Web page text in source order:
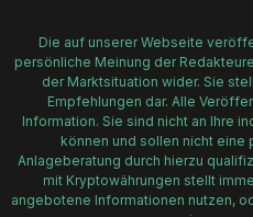
Die auf unserer Webseite
persönliche Meinung der
der Marktsituation wider. Sie
Empfehlungen dar. Alle
Information. Sie sind nicht an Ihre
können und sollen nicht
Anlageberatung durch hierzu
mit Kryptowährungen stellt
angebotene Informationen nutzen,